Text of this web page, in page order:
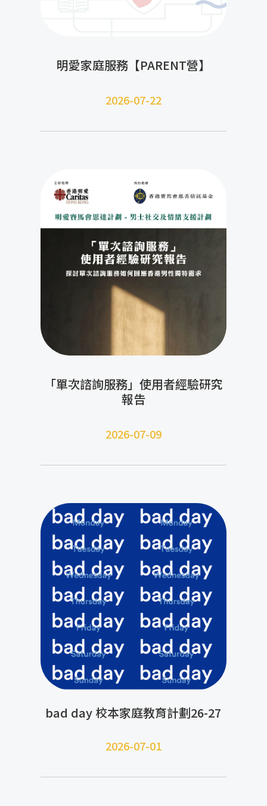
明愛家庭服務【PARENT營】
2026-07-22
「單次諮詢服務」使用者經驗研究
報告
2026-07-09
bad day 校本家庭教育計劃26-27
2026-07-01